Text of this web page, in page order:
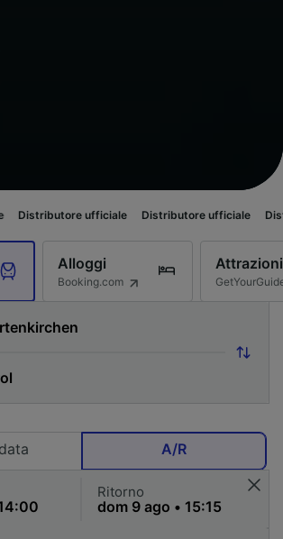
ufficiale Distributore ufficiale Distributore
Alloggi
Booking.com
Attrazioni
A/R
Ritorno